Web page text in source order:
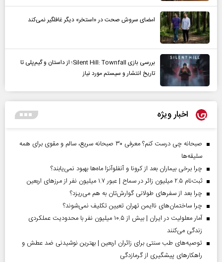
امضای سروش صحت در «استخر» دیگر غافلگیر نمی‌کند
بررسی بازی Silent Hill: Townfall؛ از داستان و گیم‌پلی تا
تاریخ انتشار و سیستم مورد نیاز
اخبار ویژه
صبحانه چی درست کنم؟ معرفی ۳۰ صبحانه سریع، سالم و مقوی برای همه
سلیقه‌ها
چرا برخی بیماران بعد از کرونا و آنفلوآنزا ماه‌ها بهبود نمی‌یابند؟
ثبت‌نام ۲.۵ میلیون زائر در سماح | عبور ۱.۷ میلیون نفر از مرز‌های اربعین
چرا بعد از سفرهای طولانی گوارش‌تان به هم می‌ریزد؟
چرا ساختمان‌های ناایمن تهران تعیین تکلیف نمی‌شوند؟
آمار معلولیت در ایران | بیش از ۱۰.۵ میلیون نفر با محدودیت عملکردی
زندگی می‌کنند
توصیه‌های طب سنتی برای زائران اربعین | بهترین نوشیدنی ضد عطش و
راهکارهای پیشگیری از گرمازدگی